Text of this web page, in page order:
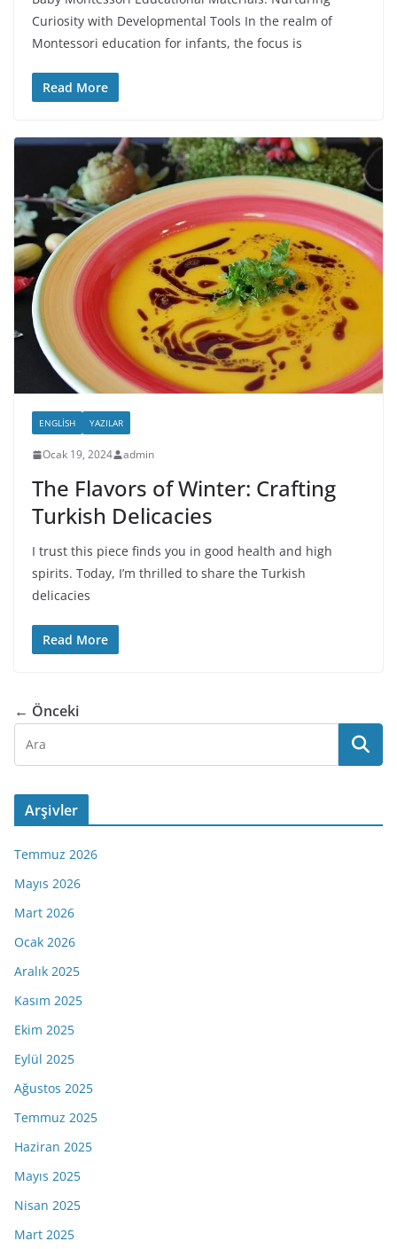
Curiosity with Developmental Tools In the realm of
Montessori education for infants, the focus is
Read More
ENGLISH YAZILAR
Ocak 19, 2024 admin
The Flavors of Winter: Crafting
Turkish Delicacies
I trust this piece finds you in good health and high
spirits. Today, I’m thrilled to share the Turkish
delicacies
Read More
← Önceki
Arşivler
Temmuz 2026
Mayıs 2026
Mart 2026
Ocak 2026
Aralık 2025
Kasım 2025
Ekim 2025
Eylül 2025
Ağustos 2025
Temmuz 2025
Haziran 2025
Mayıs 2025
Nisan 2025
Mart 2025